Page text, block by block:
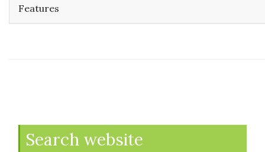
Features
Search website